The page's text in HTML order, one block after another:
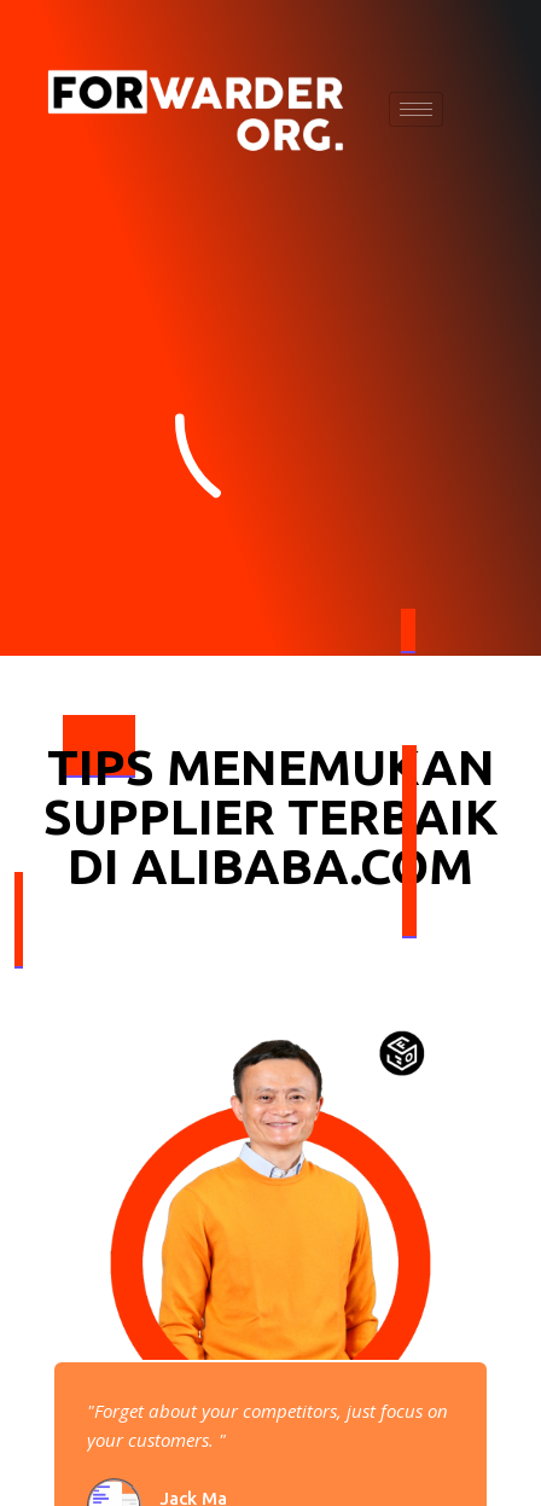
TIPS MENEMUKAN
SUPPLIER TERBAIK
DI ALIBABA.COM
"Forget about your competitors, just focus on
your customers. "
Jack Ma